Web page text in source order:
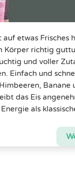
etwas Frisches
Körper richtig
und voller
Einfach und
Banane
das Eis
als